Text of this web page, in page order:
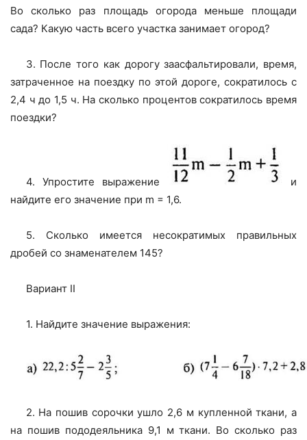
Во сколько раз площадь огорода меньше площади
сада? Какую часть всего участка занимает огород?
3. После того как дорогу заасфальтировали, время,
затраченное на поездку по этой дороге, сократилось с
2,4 ч до 1,5 ч. На сколько процентов сократилось время
поездки?
4. Упростите выражение
и
найдите его значение при m = 1,6.
5. Сколько имеется несократимых правильных
дробей со знаменателем 145?
Вариант II
1. Найдите значение выражения:
2. На пошив сорочки ушло 2,6 м купленной ткани, а
на пошив пододеяльника 9,1 м ткани. Во сколько раз